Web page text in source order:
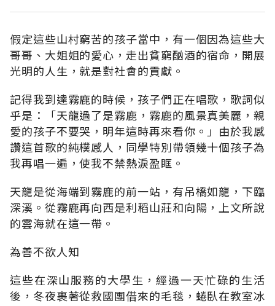
假定這些山村窮苦的孩子當中，有一個因為這些大
哥哥、大姐姐的愛心，走出貧窮酗酒的宿命，開展
光明的人生，就是對社會的貢獻。
記得我到達霧鹿的時候，孩子們正在唱歌，歌詞似
乎是：「天龍過了是霧鹿，霧鹿的風景真美麗，親
愛的孩子不要哭，明年這時再來看你。」由於我感
讚這首歌的純樸感人，同學特別帶領幾十個孩子為
我再唱一遍，使我不禁熱淚盈眶。
天龍是從海端到霧鹿的前一站，有吊橋如龍，下臨
深溪。從霧鹿再向西是利稻山莊和向陽，上文所說
的雲海就在這一帶。
為善不欲人知
這些在深山服務的大學生，經過一天忙碌的生活
後，冬夜裹著從救國團借來的毛毯，蜷臥在教室冰